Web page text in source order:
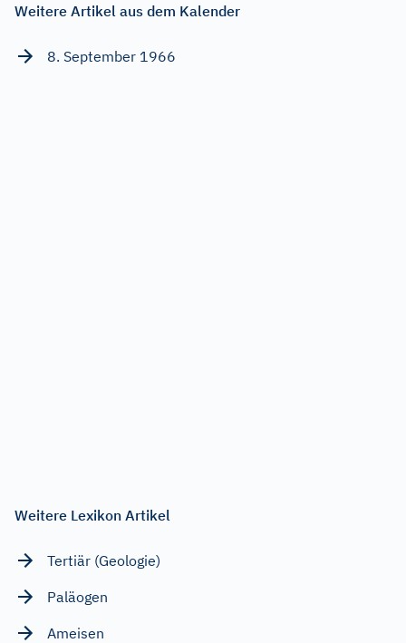
Weitere Artikel aus dem Kalender
8. September 1966
Weitere Lexikon Artikel
Tertiär (Geologie)
Paläogen
Ameisen